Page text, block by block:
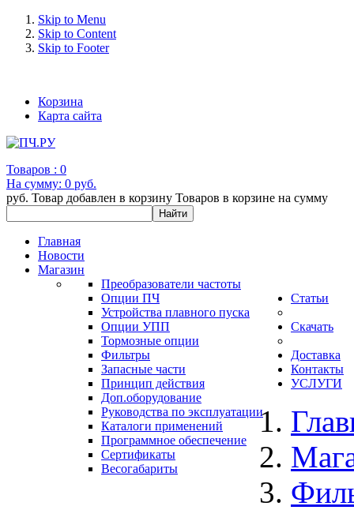
Skip to Menu
Skip to Content
Skip to Footer
Корзина
Карта сайта
Товаров : 0
На сумму: 0 руб.
руб. Товар добавлен в корзину Товаров в корзине на сумму
Главная
Новости
Магазин
Преобразователи частоты
Опции ПЧ
Устройства плавного пуска
Опции УПП
Тормозные опции
Фильтры
Запасные части
Статьи
Принцип действия
Доп.оборудование
Скачать
Руководства по эксплуатации
Каталоги применений
Программное обеспечение
Сертификаты
Весогабариты
Доставка
Контакты
УСЛУГИ